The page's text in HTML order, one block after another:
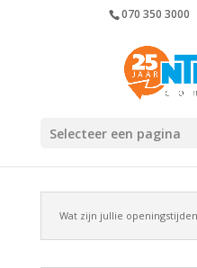
070 350 3000
Selecteer een pagina
Wat zijn jullie